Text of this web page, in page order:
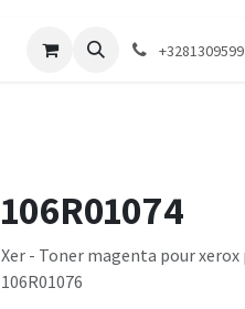
+3281309599
106R01074
Xer - Toner magenta pour
106R01076